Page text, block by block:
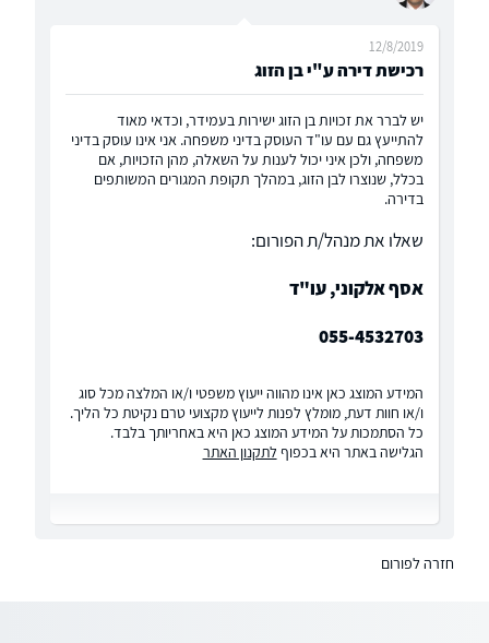
רכישת דירה ע"י בן הזוג
12/8/2019
יש לברר את זכויות בן הזוג ישירות בעמידר, וכדאי מאוד
להתייעץ גם עם עו"ד העוסק בדיני משפחה. אני אינו עוסק בדיני
משפחה, ולכן איני יכול לענות על השאלה, מהן הזכויות, אם
בכלל, שנוצרו לבן הזוג, במהלך תקופת המגורים המשותפים
בדירה.
שאלו את מנהל/ת הפורום:
אסף אלקוני, עו"ד
055-4532703
המידע המוצג כאן אינו מהווה ייעוץ משפטי ו/או המלצה מכל סוג
ו/או חוות דעת, מומלץ לפנות לייעוץ מקצועי טרם נקיטת כל הליך.
כל הסתמכות על המידע המוצג כאן היא באחריותך בלבד.
הגלישה באתר היא בכפוף לתקנון האתר
חזרה לפורום